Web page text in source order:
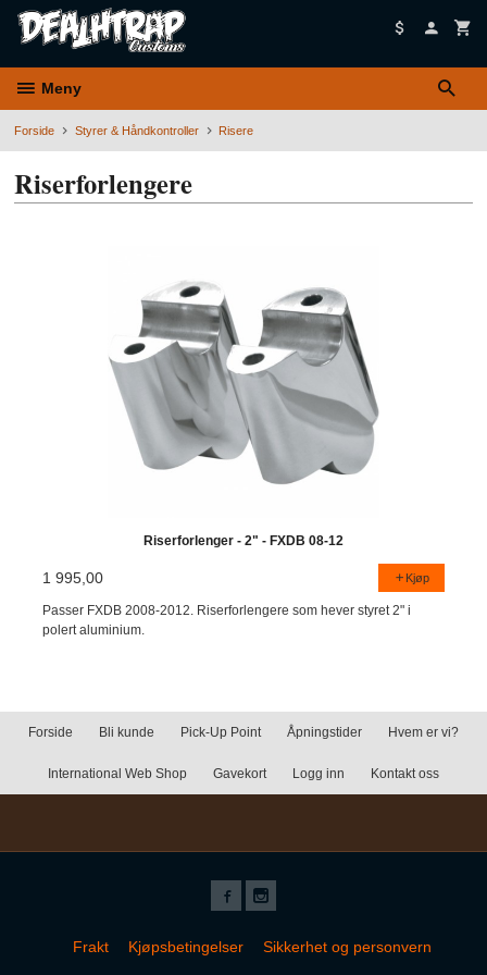
Meny
Forside Styrer & Håndkontroller Risere
Riserforlengere
Riserforlenger - 2" - FXDB 08-12
1 995,00 Kjøp
Passer FXDB 2008-2012. Riserforlengere som hever styret 2" i
polert aluminium.
Forside Bli kunde Pick-Up Point Åpningstider Hvem er vi?
International Web Shop Gavekort Logg inn Kontakt oss
Frakt Kjøpsbetingelser Sikkerhet og personvern